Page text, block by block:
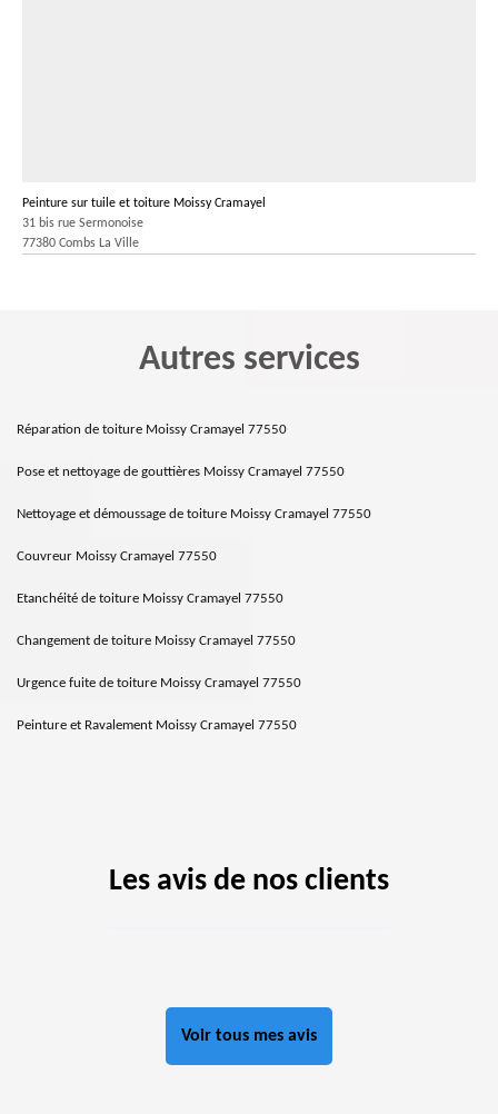
Peinture sur tuile et toiture Moissy Cramayel
31 bis rue Sermonoise
77380 Combs La Ville
Autres services
Réparation de toiture Moissy Cramayel 77550
Pose et nettoyage de gouttières Moissy Cramayel 77550
Nettoyage et démoussage de toiture Moissy Cramayel 77550
Couvreur Moissy Cramayel 77550
Etanchéité de toiture Moissy Cramayel 77550
Changement de toiture Moissy Cramayel 77550
Urgence fuite de toiture Moissy Cramayel 77550
Peinture et Ravalement Moissy Cramayel 77550
Les avis de nos clients
Voir tous mes avis